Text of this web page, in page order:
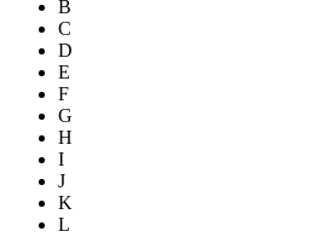
B
C
D
E
F
G
H
I
J
K
L